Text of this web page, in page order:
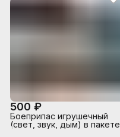
500 ₽
Боеприпас игрушечный
(свет, звук, дым) в пакете